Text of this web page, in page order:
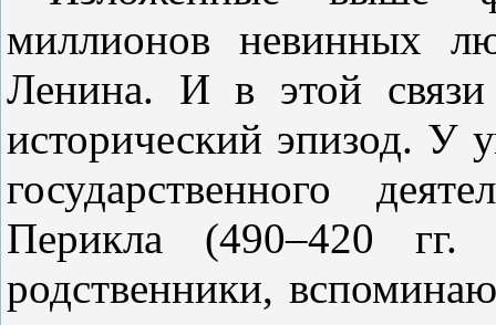
миллионов невинных
Ленина. И в этой
исторический эпизод. У
государственного
Перикла (490–420
родственники,